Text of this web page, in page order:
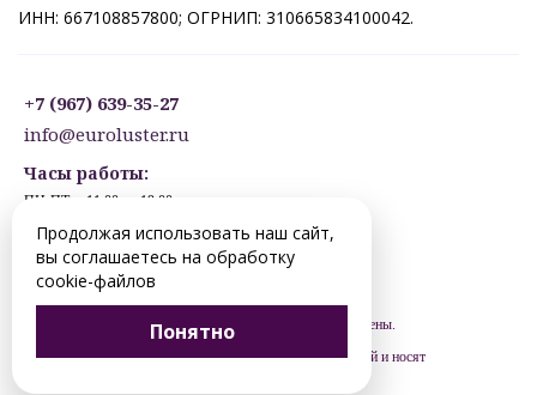
ИНН: 667108857800; ОГРНИП: 310665834100042.
+7 (967) 639-35-27
info@euroluster.ru
Часы работы:
ПН-ПТ: с 11:00 до 19:00
ВС: ВЫХОДНОЙ
Предварительная запись.
© 2012-2026 nizhnevartovsk.euroluster.ru. Все права защищены.
Цены, указанные на сайте, не являются публичной офертой и носят
Продолжая использовать наш сайт,
вы соглашаетесь на обработку
cookie-файлов
Понятно